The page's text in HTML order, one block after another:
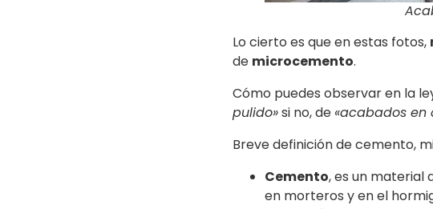
Lo cierto es que en estas fotos,
de microcemento.
Cómo puedes observar en la
pulido»si no, de «acabados en
Breve definición de cemento,
Cemento, es un material
en morteros y en el